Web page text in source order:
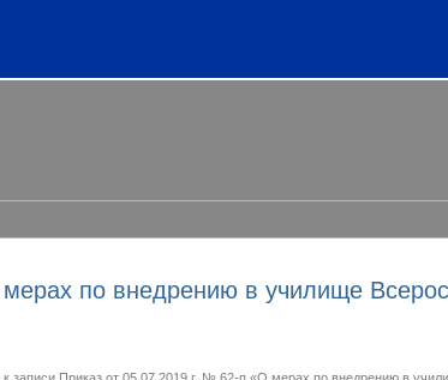
по внедрению в училище